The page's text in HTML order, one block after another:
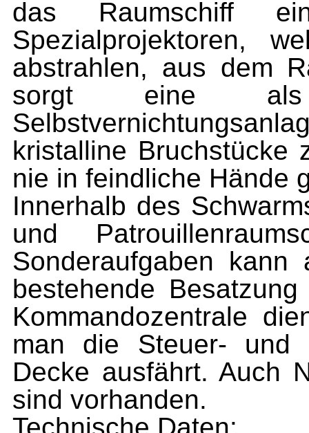
das Raumschiff
Spezialprojektoren,
abstrahlen, aus dem
sorgt eine als
kristalline Bruchstücke
nie in feindliche Hände
Innerhalb des
und
Sonderaufgaben
bestehende
Kommandozentrale
man die Steuer- und
Decke ausfährt. Auch
sind vorhanden.